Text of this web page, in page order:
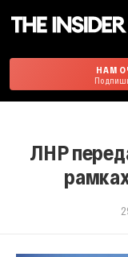
НАМ
ЛНР